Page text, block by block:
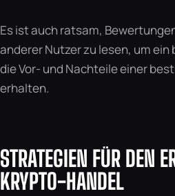
Es ist auch ratsam,
anderer Nutzer zu lesen, um
die Vor- und Nachteile einer
erhalten.
STRATEGIEN FÜR DEN
KRYPTO-HANDEL